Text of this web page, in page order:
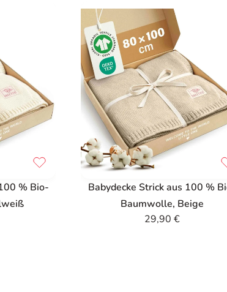
% Bio-
Babydecke Strick aus 100 %
Baumwolle, Beige
29,90 €